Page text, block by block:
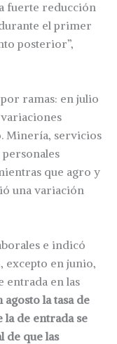
fuerte reducción
el primer
posterior”,
ramas: en julio
Minería, servicios
que agro y
una variación
e indicó
excepto en junio,
entrada en las
agosto la tasa de
la de entrada se
de que las